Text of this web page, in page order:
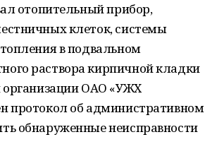
отопительный прибор,
клеток, системы
в подвальном
раствора кирпичной кладки
ОАО «УЖХ
протокол об административном
обнаруженные неисправности